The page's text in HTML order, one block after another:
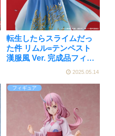
転生したらスライムだっ
た件 リムル=テンペスト
漢服風 Ver. 完成品フィギ
ュア[Oriental Forest]が予
2025.05.14
フィギュア